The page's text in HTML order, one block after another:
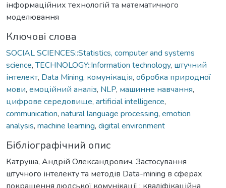
інформаційних технологій та математичного
моделювання
Ключові слова
SOCIAL SCIENCES::Statistics, computer and systems
science,TECHNOLOGY::Information technology, штучний
інтелект, Data Mining, комунікація, обробка природної
мови, емоційний аналіз, NLP, машинне навчання,
цифрове середовище, artificial intelligence,
communication, natural language processing, emotion
analysis, machine learning, digital environment
Бібліографічний опис
Катруша, Андрій Олександрович. Застосування
штучного інтелекту та методів Data-mining в сферах